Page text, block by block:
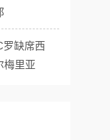
罗缺席西
梅里亚